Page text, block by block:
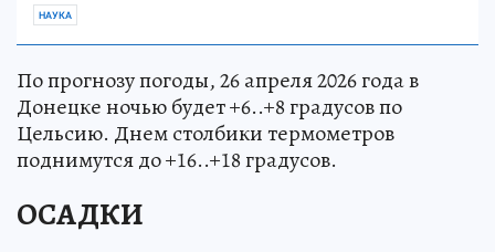
НАУКА
По прогнозу погоды, 26 апреля 2026 года в
Донецке ночью будет +6..+8 градусов по
Цельсию. Днем столбики термометров
поднимутся до +16..+18 градусов.
ОСАДКИ